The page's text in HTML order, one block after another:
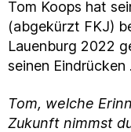
Tom Koops hat
(abgekürzt FKJ)
Lauenburg 2022
seinen Eindrücken
Tom, welche
Zukunft nimmst